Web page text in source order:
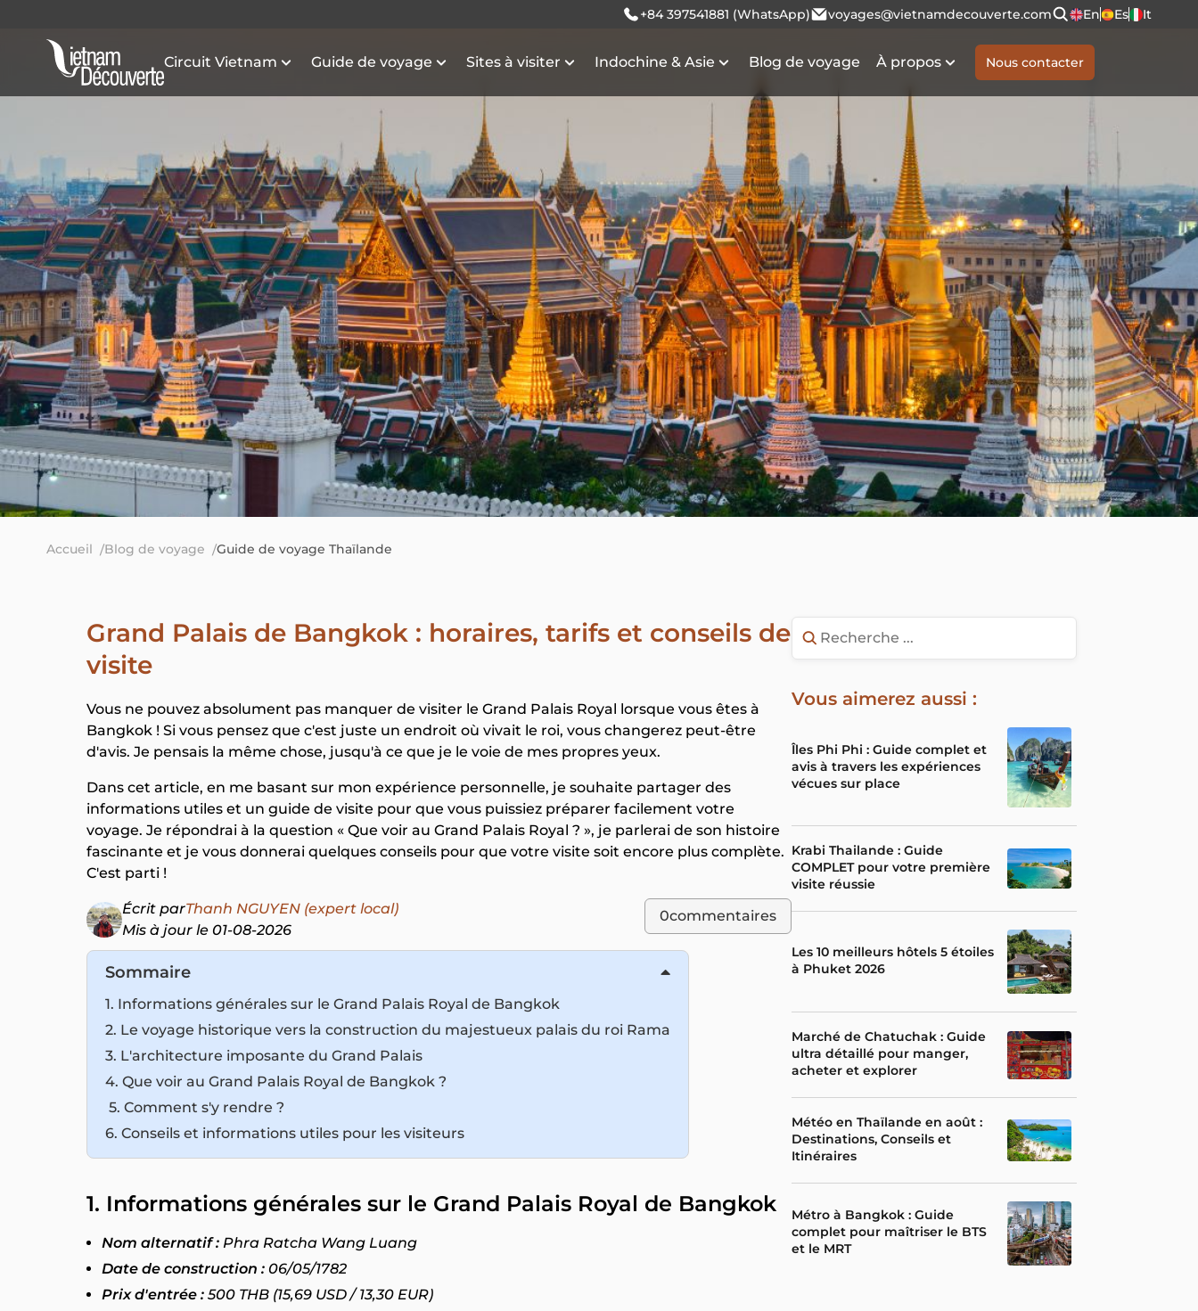
+84 397541881 (WhatsApp) voyages@vietnamdecouverte.com En Es It
Circuit Vietnam Guide de voyage Sites à visiter Indochine & Asie Blog de voyage À propos Nous contacter
Accueil Blog de voyage Guide de voyage Thaïlande
Grand Palais de Bangkok : horaires, tarifs et conseils de
visite
Vous ne pouvez absolument pas manquer de visiter le Grand Palais Royal lorsque vous êtes à
Bangkok ! Si vous pensez que c'est juste un endroit où vivait le roi, vous changerez peut-être
d'avis. Je pensais la même chose, jusqu'à ce que je le voie de mes propres yeux.
Dans cet article, en me basant sur mon expérience personnelle, je souhaite partager des
informations utiles et un guide de visite pour que vous puissiez préparer facilement votre
voyage. Je répondrai à la question « Que voir au Grand Palais Royal ? », je parlerai de son histoire
fascinante et je vous donnerai quelques conseils pour que votre visite soit encore plus complète.
C'est parti !
Écrit parThanh NGUYEN (expert local)
Mis à jour le 01-08-2026
0commentaires
Sommaire
1. Informations générales sur le Grand Palais Royal de Bangkok
2. Le voyage historique vers la construction du majestueux palais du roi Rama
3. L'architecture imposante du Grand Palais
4. Que voir au Grand Palais Royal de Bangkok ?
5. Comment s'y rendre ?
6. Conseils et informations utiles pour les visiteurs
1. Informations générales sur le Grand Palais Royal de Bangkok
Nom alternatif : Phra Ratcha Wang Luang
Date de construction : 06/05/1782
Prix d'entrée : 500 THB (15,69 USD / 13,30 EUR)
Vous aimerez aussi :
Îles Phi Phi : Guide complet et
avis à travers les expériences
vécues sur place
Krabi Thailande : Guide
COMPLET pour votre première
visite réussie
Les 10 meilleurs hôtels 5 étoiles
à Phuket 2026
Marché de Chatuchak : Guide
ultra détaillé pour manger,
acheter et explorer
Météo en Thaïlande en août :
Destinations, Conseils et
Itinéraires
Métro à Bangkok : Guide
complet pour maîtriser le BTS
et le MRT